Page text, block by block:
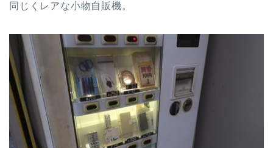
同じくレアな小物自販機。